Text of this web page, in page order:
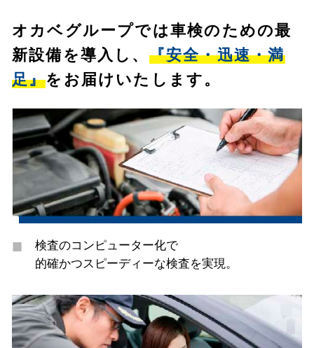
オカベグループでは車検のための最
新設備を導入し、 『安全・迅速・満
足』をお届けいたします。
検査のコンピューター化で
的確かつスピーディーな検査を実現。